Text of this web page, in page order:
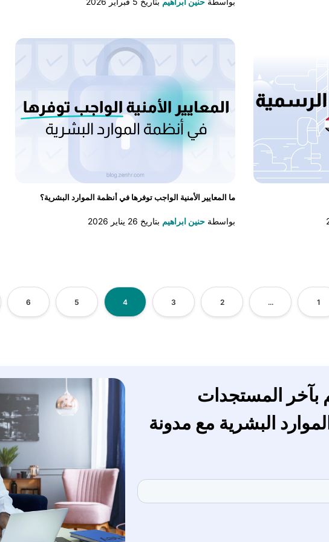
ما المعايير الأمنية الواجب توفرها في أنظمة الموارد البشرية؟
بواسطةحنين ابراهيم بتاريخ 26 يناير 2026
1
...
2
3
4
5
6
بآخر المستجدات
البشرية مع مدونة